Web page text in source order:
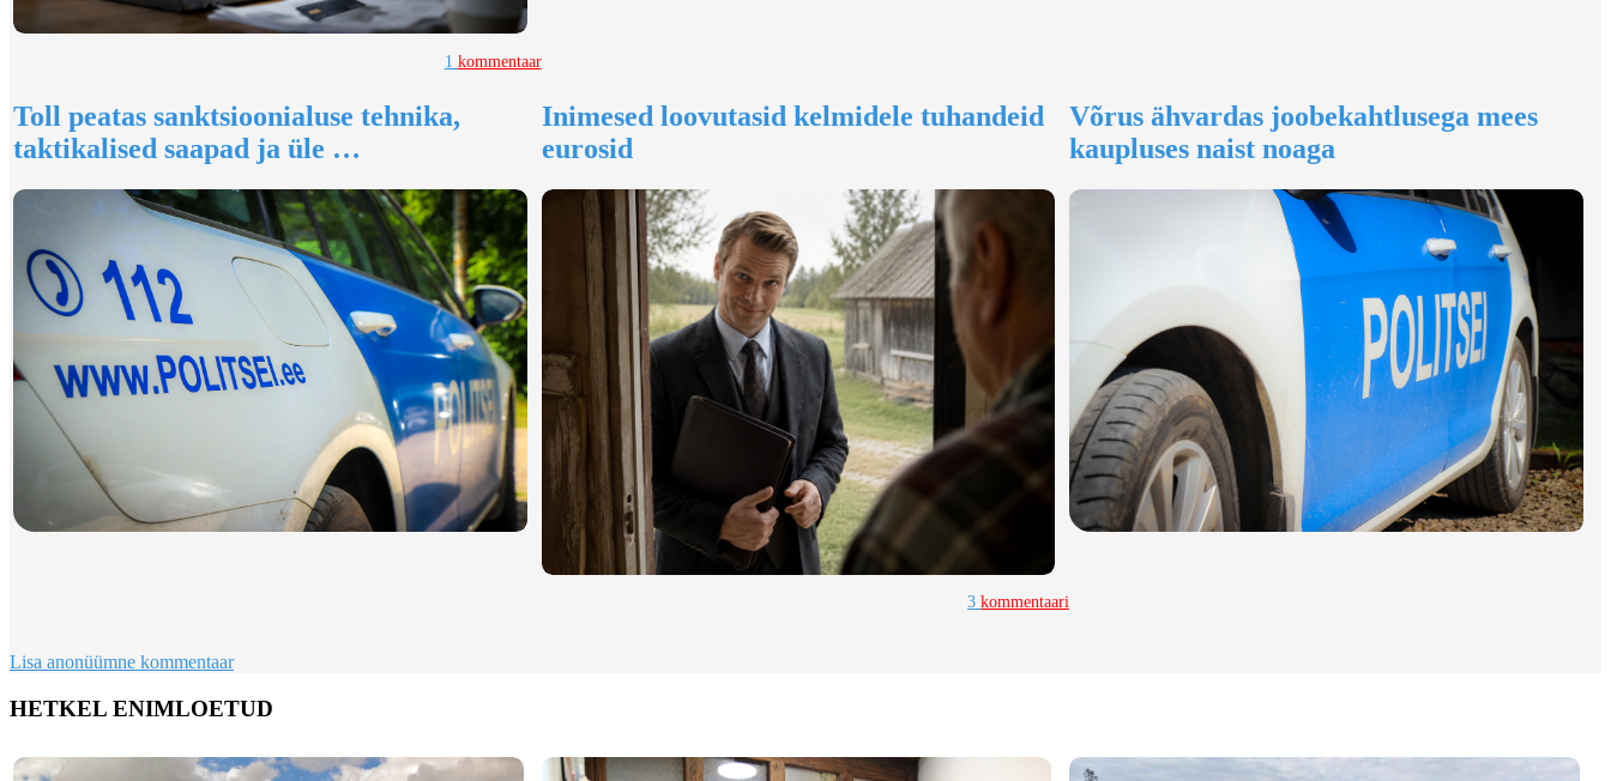
1 kommentaar
Toll peatas sanktsioonialuse tehnika,
taktikalised saapad ja üle …
Inimesed loovutasid kelmidele tuhandeid
eurosid
3kommentaari
Võrus ähvardas joobekahtlusega mees
kaupluses naist noaga
Lisa anonüümne kommentaar
HETKEL ENIMLOETUD